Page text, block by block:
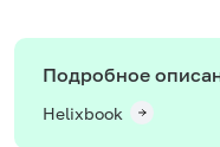
Подробное
Helixbook